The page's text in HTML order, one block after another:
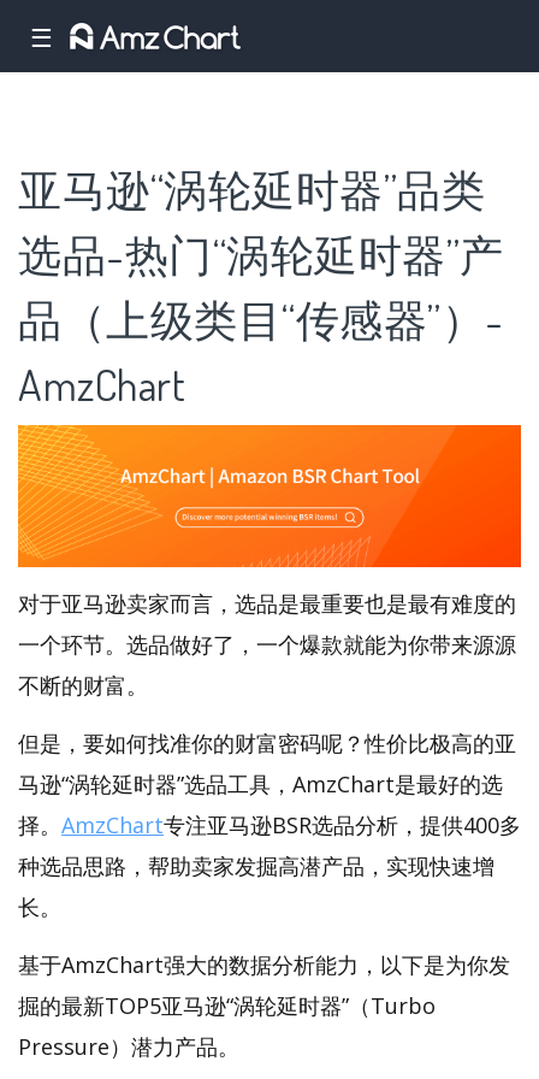
☰
亚马逊“涡轮延时器”品类
选品-热门“涡轮延时器”产
品（上级类目“传感器”）-
AmzChart
对于亚马逊卖家而言，选品是最重要也是最有难度的
一个环节。选品做好了，一个爆款就能为你带来源源
不断的财富。
但是，要如何找准你的财富密码呢？性价比极高的亚
马逊“涡轮延时器”选品工具，AmzChart是最好的选
择。 AmzChart专注亚马逊BSR选品分析，提供400多
种选品思路，帮助卖家发掘高潜产品，实现快速增
长。
基于AmzChart强大的数据分析能力，以下是为你发
掘的最新TOP5亚马逊“涡轮延时器”（Turbo
Pressure）潜力产品。